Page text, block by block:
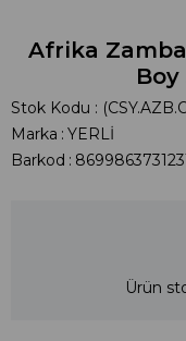
Afrika
Boy
Stok Kodu
Marka : YERLİ
Barkod :
Ürün